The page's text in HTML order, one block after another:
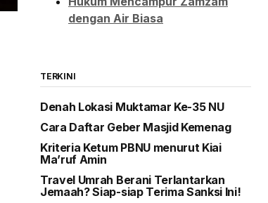
dengan Air Biasa
TERKINI
Denah Lokasi Muktamar Ke-35 NU
Cara Daftar Geber Masjid Kemenag
Kriteria Ketum PBNU menurut Kiai
Ma’ruf Amin
Travel Umrah Berani Terlantarkan
Jemaah? Siap-siap Terima Sanksi Ini!